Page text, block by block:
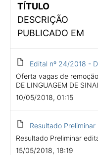
TÍTULO
DESCRIÇÃO
PUBLICADO EM
Edital nº 24/2018 -
Oferta vagas de remoção
DE LINGUAGEM DE
10/05/2018, 01:15
Resultado Preliminar
Resultado Preliminar
15/05/2018, 18:19